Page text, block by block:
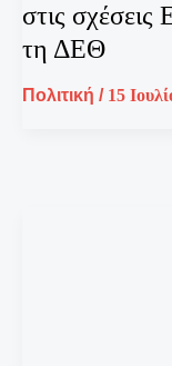
στις
τη ΔΕΘ
Πολιτική / 15